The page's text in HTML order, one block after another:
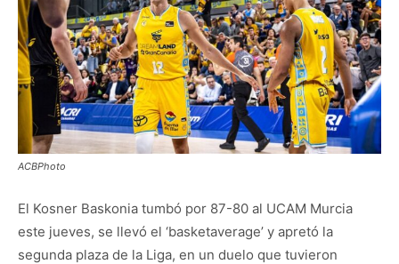
ACBPhoto
El Kosner Baskonia tumbó por 87-80 al UCAM Murcia
este jueves, se llevó el ‘basketaverage’ y apretó la
segunda plaza de la Liga, en un duelo que tuvieron